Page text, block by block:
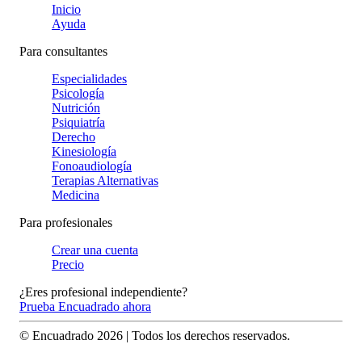
Inicio
Ayuda
Para consultantes
Especialidades
Psicología
Nutrición
Psiquiatría
Derecho
Kinesiología
Fonoaudiología
Terapias Alternativas
Medicina
Para profesionales
Crear una cuenta
Precio
¿Eres profesional independiente?
Prueba Encuadrado ahora
© Encuadrado 2026 | Todos los derechos reservados.